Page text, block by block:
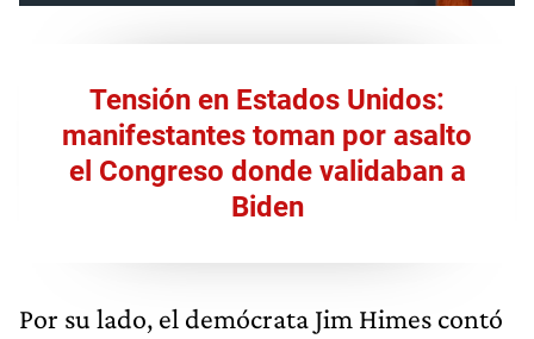
Tensión en Estados Unidos:
manifestantes toman por asalto
el Congreso donde validaban a
Biden
Por su lado, el demócrata Jim Himes contó